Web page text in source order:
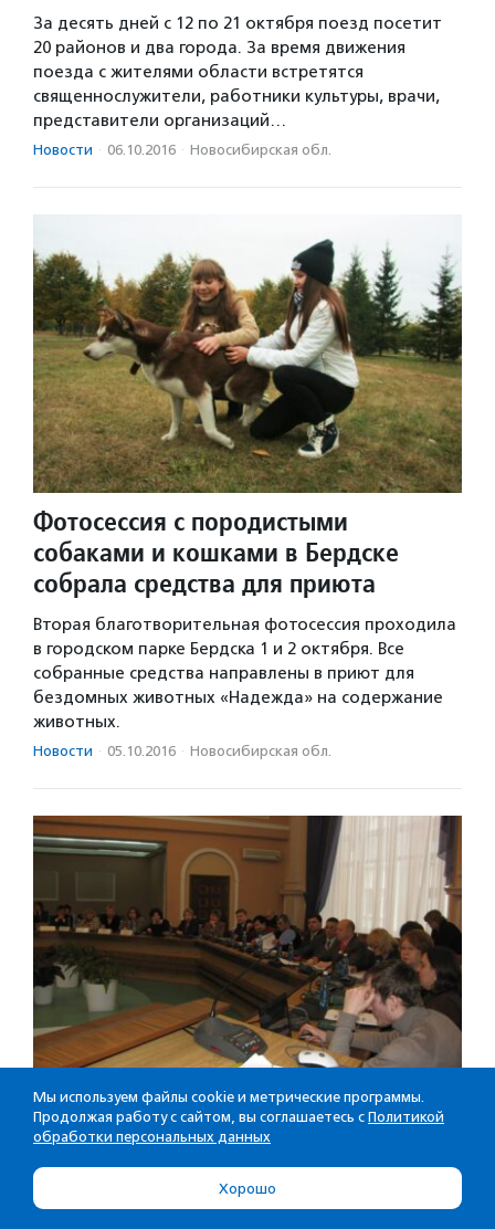
За десять дней с 12 по 21 октября поезд посетит
20 районов и два города. За время движения
поезда с жителями области встретятся
священнослужители, работники культуры, врачи,
представители организаций…
Новости · 06.10.2016 · Новосибирская обл.
Фотосессия с породистыми
собаками и кошками в Бердске
собрала средства для приюта
Вторая благотворительная фотосессия проходила
в городском парке Бердска 1 и 2 октября. Все
собранные средства направлены в приют для
бездомных животных «Надежда» на содержание
животных.
Новости · 05.10.2016 · Новосибирская обл.
Муниципальные власти
Новосибирска займутся проблемой
кадров в НКО
Мы используем файлы cookie и метрические программы.
Продолжая работу с сайтом, вы соглашаетесь с Политикой
обработки персональных данных
Хорошо